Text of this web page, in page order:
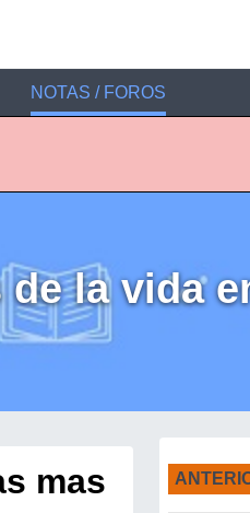
NOTAS / FOROS
la vida
mas